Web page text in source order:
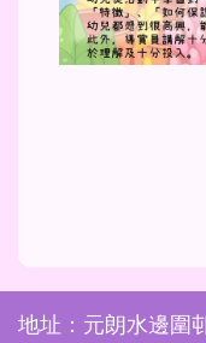
地址：元朗水邊圍